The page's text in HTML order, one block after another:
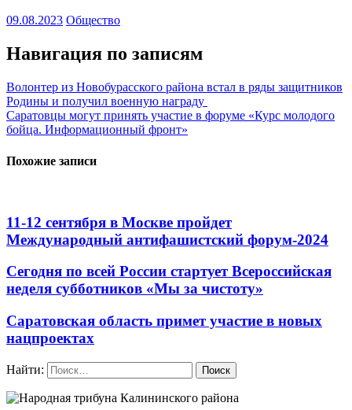
09.08.2023 Общество
Навигация по записям
Волонтер из Новобурасского района встал в ряды защитников
Родины и получил военную награду
Саратовцы могут принять участие в форуме «Курс молодого
бойца. Информационный фронт»
Похожие записи
11-12 сентября в Москве пройдет
Международный антифашистский форум-2024
Сегодня по всей России стартует Всероссийская
неделя субботников «Мы за чистоту»
Саратовская область примет участие в новых
нацпроектах
Найти: